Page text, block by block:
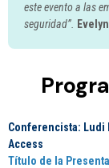
este evento a las
seguridad”.
Conferencista: Ludi
Access
Título de la